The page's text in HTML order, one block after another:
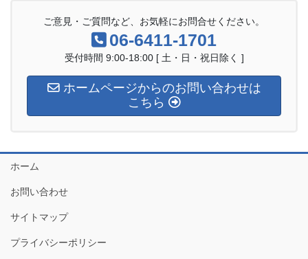
ご意見・ご質問など、お気軽にお問合せください。
06-6411-1701
受付時間 9:00-18:00 [ 土・日・祝日除く ]
ホームページからのお問い合わせは
こちら
ホーム
お問い合わせ
サイトマップ
プライバシーポリシー